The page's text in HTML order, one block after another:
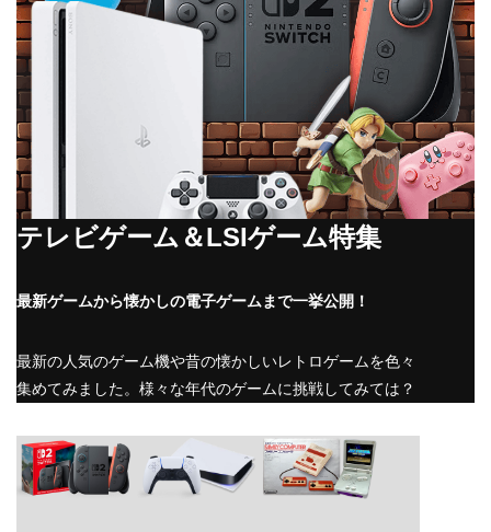
テレビゲーム＆LSIゲーム特集
最新ゲームから懐かしの電子ゲームまで一挙公開！
最新の人気のゲーム機や昔の懐かしいレトロゲームを色々
集めてみました。様々な年代のゲームに挑戦してみては？